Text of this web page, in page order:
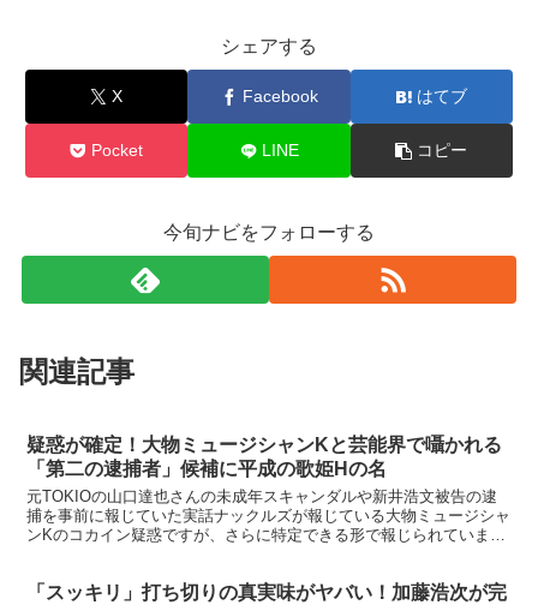
シェアする
X Facebook はてブ
Pocket LINE コピー
今旬ナビをフォローする
関連記事
疑惑が確定！大物ミュージシャンKと芸能界で囁かれる
「第二の逮捕者」候補に平成の歌姫Hの名
元TOKIOの山口達也さんの未成年スキャンダルや新井浩文被告の逮
捕を事前に報じていた実話ナックルズが報じている大物ミュージシャ
ンKのコカイン疑惑ですが、さらに特定できる形で報じられていま
「スッキリ」打ち切りの真実味がヤバい！加藤浩次が完